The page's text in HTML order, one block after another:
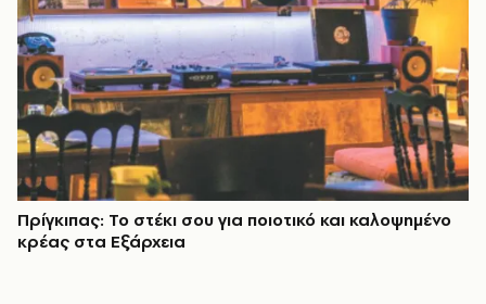
Πρίγκιπας: Το στέκι σου για ποιοτικό και καλοψημένο
κρέας στα Εξάρχεια